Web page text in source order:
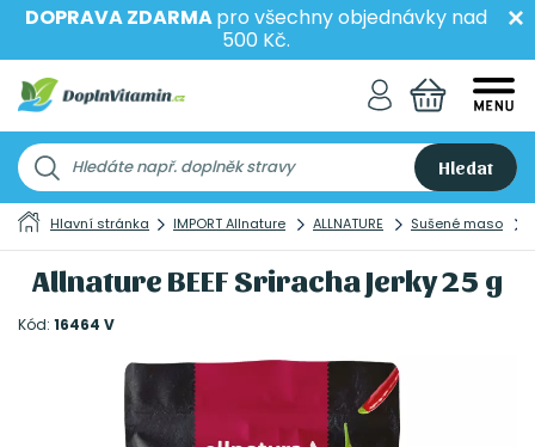
DOPRAVA ZDARMApro všechny objednávky nad
500 Kč.
Hledat
Hlavní stránka IMPORT Allnature ALLNATURE Sušené maso
Allnature BEEF Sriracha Jerky 25 g
Kód: 16464 V